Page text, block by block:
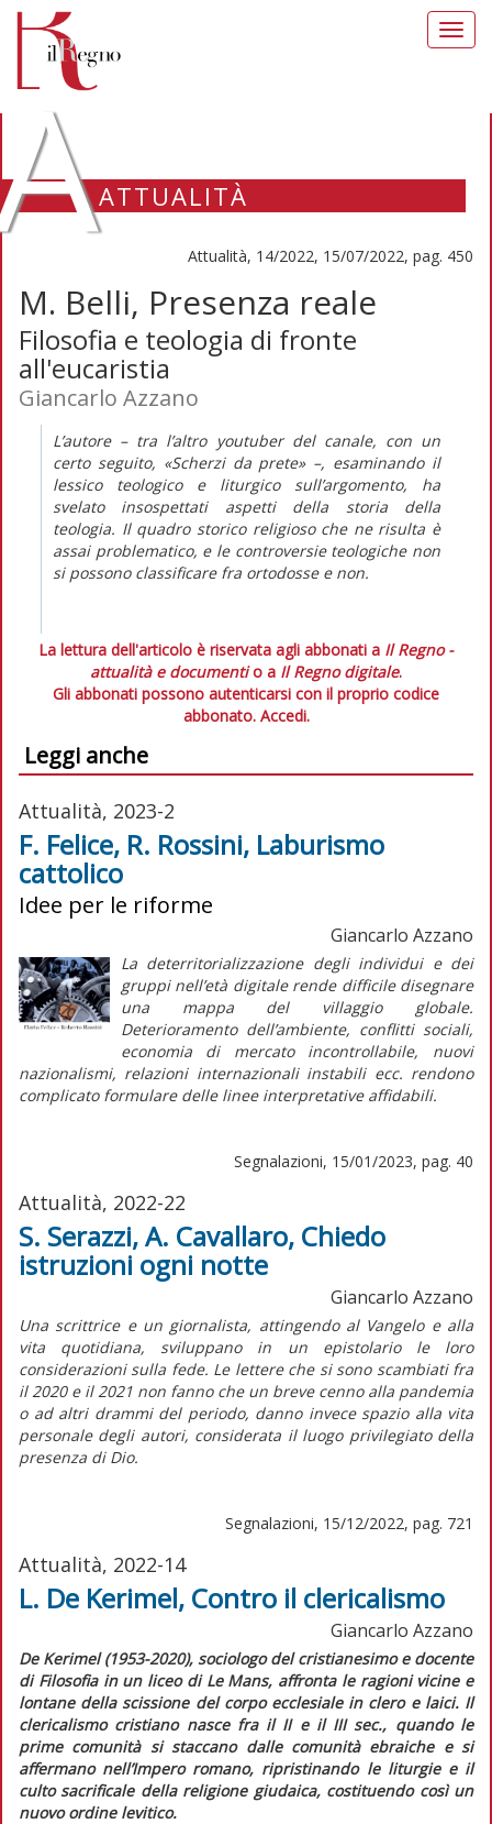
ATTUALITÀ
Attualità, 14/2022, 15/07/2022, pag. 450
M. Belli, Presenza reale
Filosofia e teologia di fronte
all'eucaristia
Giancarlo Azzano
L’autore – tra l’altro youtuberdel canale, con un
certo seguito, «Scherzi da prete» –, esaminando il
lessico teologico e liturgico sull’argomento, ha
svelato insospettati aspetti della storia della
teologia. Il quadro storico religioso che ne risulta è
assai problematico, e le controversie teologiche non
si possono classificare fra ortodosse e non.
La lettura dell'articolo è riservata agli abbonati a Il Regno -
attualità e documentio a Il Regno digitale.
Gli abbonati possono autenticarsi con il proprio codice
abbonato. Accedi.
Leggi anche
Attualità, 2023-2
F. Felice, R. Rossini, Laburismo
cattolico
Idee per le riforme
Giancarlo Azzano
La deterritorializzazione degli individui e dei
gruppi nell’età digitale rende difficile disegnare
una mappa del villaggio globale.
Deterioramento dell’ambiente, conflitti sociali,
economia di mercato incontrollabile, nuovi
nazionalismi, relazioni internazionali instabili ecc. rendono
complicato formulare delle linee interpretative affidabili.
Segnalazioni, 15/01/2023, pag. 40
Attualità, 2022-22
S. Serazzi, A. Cavallaro, Chiedo
istruzioni ogni notte
Giancarlo Azzano
Una scrittrice e un giornalista, attingendo al Vangelo e alla
vita quotidiana, sviluppano in un epistolario le loro
considerazioni sulla fede. Le lettere che si sono scambiati fra
il 2020 e il 2021 non fanno che un breve cenno alla pandemia
o ad altri drammi del periodo, danno invece spazio alla vita
personale degli autori, considerata il luogo privilegiato della
presenza di Dio.
Segnalazioni, 15/12/2022, pag. 721
Attualità, 2022-14
L. De Kerimel, Contro il clericalismo
Giancarlo Azzano
De Kerimel (1953-2020), sociologo del cristianesimo e docente
di Filosofia in un liceo di Le Mans, affronta le ragioni vicine e
lontane della scissione del corpo ecclesiale in clero e laici. Il
clericalismo cristiano nasce fra il II e il III sec., quando le
prime comunità si staccano dalle comunità ebraiche e si
affermano nell’Impero romano, ripristinando le liturgie e il
culto sacrificale della religione giudaica, costituendo così un
nuovo ordine levitico.